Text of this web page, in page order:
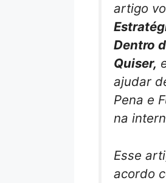
artigo
Dentro
Quiser,
ajudar
Pena e
na
Esse
acordo